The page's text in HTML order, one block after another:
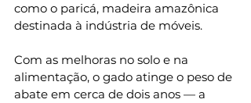
como o paricá, madeira amazônica
destinada à indústria de móveis.
Com as melhoras no solo e na
alimentação, o gado atinge o peso de
abate em cerca de dois anos — a